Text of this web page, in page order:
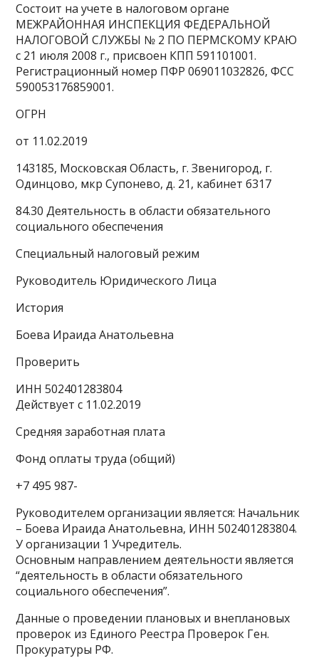
Состоит на учете в налоговом органе
МЕЖРАЙОННАЯ ИНСПЕКЦИЯ ФЕДЕРАЛЬНОЙ
НАЛОГОВОЙ СЛУЖБЫ № 2 ПО ПЕРМСКОМУ КРАЮ
с 21 июля 2008 г., присвоен КПП 591101001.
Регистрационный номер ПФР 069011032826, ФСС
590053176859001.
ОГРН
от 11.02.2019
143185, Московская Область, г. Звенигород, г.
Одинцово, мкр Супонево, д. 21, кабинет б317
84.30 Деятельность в области обязательного
социального обеспечения
Специальный налоговый режим
Руководитель Юридического Лица
История
Боева Ираида Анатольевна
Проверить
ИНН 502401283804
Действует с 11.02.2019
Средняя заработная плата
Фонд оплаты труда (общий)
+7 495 987-
Руководителем организации является: Начальник
– Боева Ираида Анатольевна, ИНН 502401283804.
У организации 1 Учредитель.
Основным направлением деятельности является
“деятельность в области обязательного
социального обеспечения”.
Данные о проведении плановых и внеплановых
проверок из Единого Реестра Проверок Ген.
Прокуратуры РФ.